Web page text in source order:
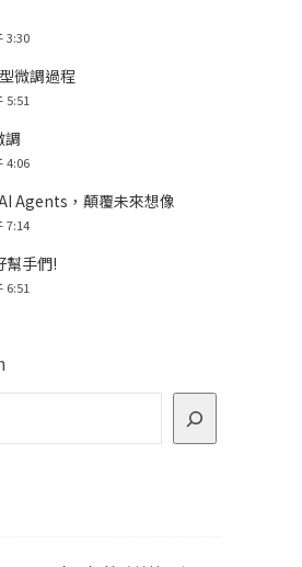
3:30
微調過程
5:51
調
4:06
Agents，顛覆未來想像
7:14
幫手們!
6:51